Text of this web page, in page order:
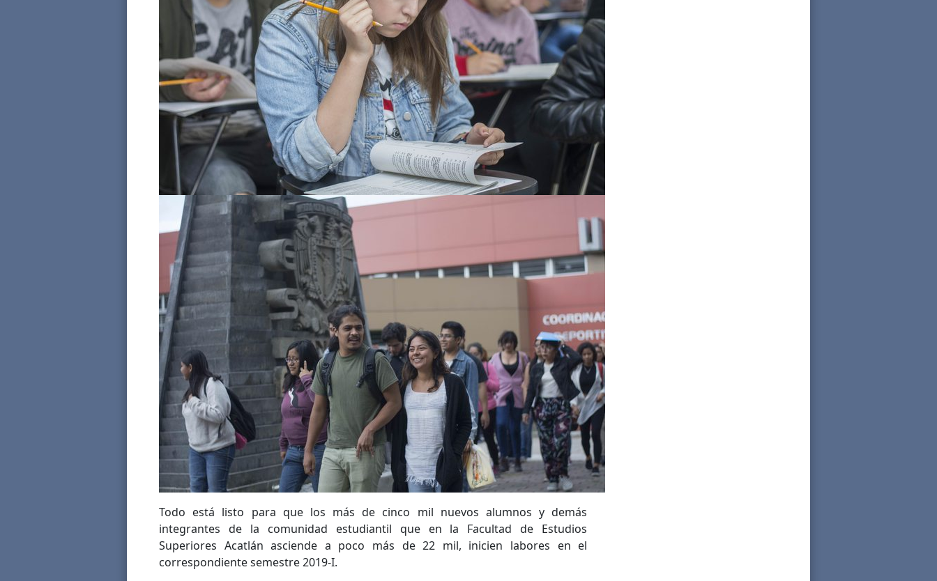
Todo está listo para que los más de cinco mil nuevos alumnos y demás
integrantes de la comunidad estudiantil que en la Facultad de Estudios
Superiores Acatlán asciende a poco más de 22 mil, inicien labores en el
correspondiente semestre 2019-I.